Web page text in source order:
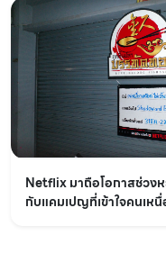
Netflix มาถือโอกาสช่วง
กับแคมเปญที่เข้าใจคนเห